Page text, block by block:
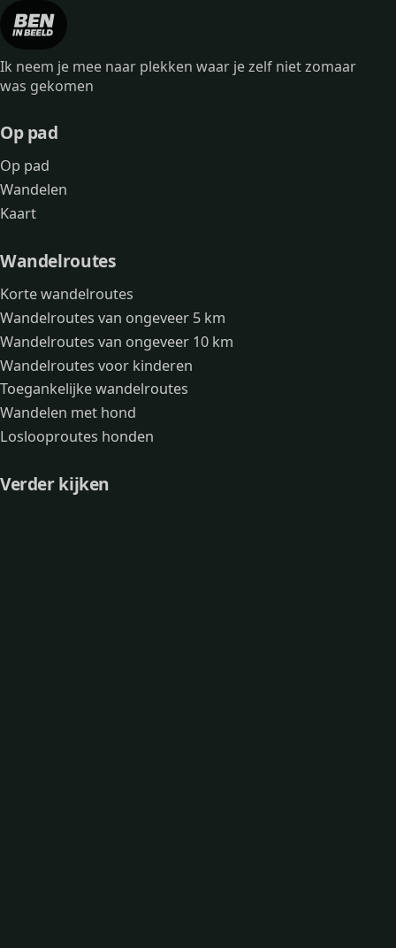
Ik neem je mee naar plekken waar je zelf niet zomaar
was gekomen
Op pad
Op pad
Wandelen
Kaart
Wandelroutes
Korte wandelroutes
Wandelroutes van ongeveer 5 km
Wandelroutes van ongeveer 10 km
Wandelroutes voor kinderen
Toegankelijke wandelroutes
Wandelen met hond
Loslooproutes honden
Verder kijken